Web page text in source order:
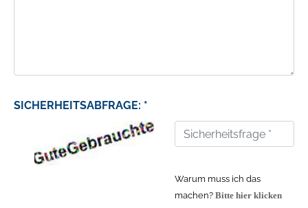
SICHERHEITSABFRAGE: *
Warum muss ich das
machen? Bitte hier klicken